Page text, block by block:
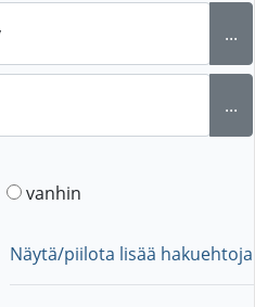
...
...
vanhin
Näytä/piilota lisää hakuehtoja